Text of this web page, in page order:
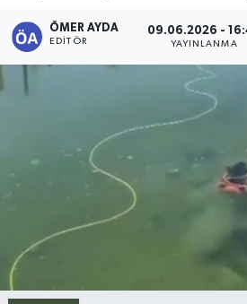
ÖMER AYDA
EDITÖR
09.06.2026 -
YAYINLANMA
Eğitim
Kültür - Sanat
Spor
Son Dakika Haberleri
Haber Arşivi